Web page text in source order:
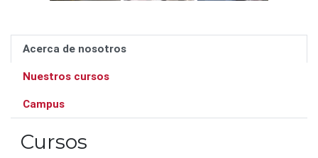
Acerca de nosotros
Nuestros cursos
Campus
Cursos